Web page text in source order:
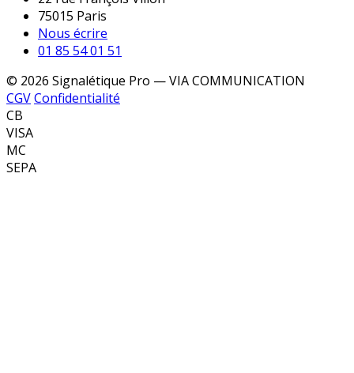
75015 Paris
Nous écrire
01 85 54 01 51
© 2026 Signalétique Pro — VIA COMMUNICATION
CGVConfidentialité
CB
VISA
MC
SEPA